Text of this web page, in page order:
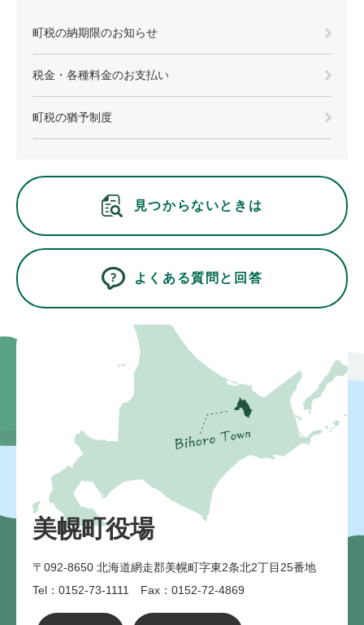
町税の納期限のお知らせ
税金・各種料金のお支払い
町税の猶予制度
見つからないときは
よくある質問と回答
美幌町役場
〒092-8650 北海道網走郡美幌町字東2条北2丁目25番地
Tel：0152-73-1111 Fax：0152-72-4869